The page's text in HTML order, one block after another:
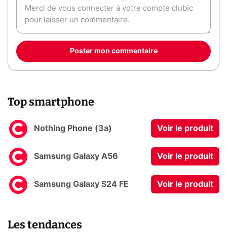
Poster mon commentaire
Top smartphone
Nothing Phone (3a) Voir le produit
Samsung Galaxy A56 Voir le produit
Samsung Galaxy S24 FE Voir le produit
Les tendances